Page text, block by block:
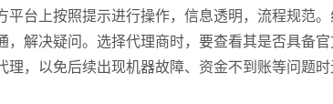
台上按照提示进行操作，信息透明，流程规范。
解决疑问。选择代理商时，要查看其是否具备
，以免后续出现机器故障、资金不到账等问题时